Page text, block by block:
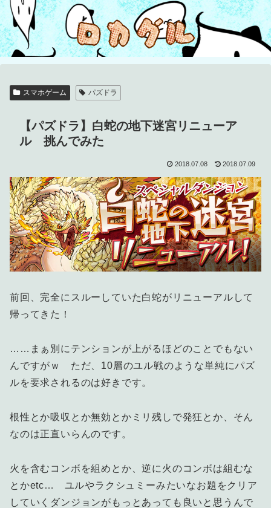
スマホゲーム パズドラ
【パズドラ】白蛇の地下迷宮リニューア
ル 挑んでみた
2018.07.08 2018.07.09
前回、完全にスルーしていた白蛇がリニューアルして
帰ってきた！
……まぁ別にテンションが上がるほどのことでもない
んですがｗ ただ、10層のユル戦のような単純にパズ
ルを要求されるのは好きです。
根性とか吸収とか無効とかミリ残しで発狂とか、そん
なのは正直いらんのです。
火を含むコンボを組めとか、逆に火のコンボは組むな
とかetc… ユルやラクシュミーみたいなお題をクリア
していくダンジョンがもっとあっても良いと思うんで